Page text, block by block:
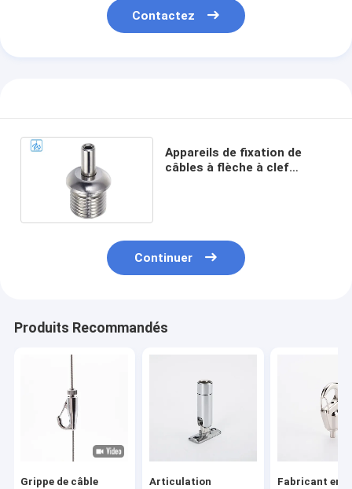
Contactez
Appareils de fixation de
câbles à flèche à clef
Continuer
Produits Recommandés
Grippe de câble
Articulation
Fabricant en